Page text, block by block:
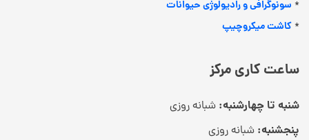
* سونوگرافی و رادیولوژی حیوانات
*کاشت میکروچیپ
ساعت کاری مرکز
شنبه تا چهارشنبه: شبانه روزی
پنجشنبه: شبانه روزی